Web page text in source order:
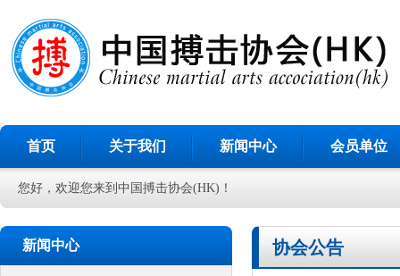
首页 关于我们 新闻中心 会员单位
您好，欢迎您来到中国搏击协会(HK)！
新闻中心 协会公告